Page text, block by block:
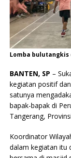
Lomba bulutangkis
BANTEN, SP –
kegiatan positif
satunya
bapak-bapak di
Tangerang,
Koordinator
dalam kegiatan itu